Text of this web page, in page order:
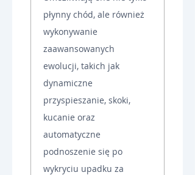
płynny chód, ale również
wykonywanie
zaawansowanych
ewolucji, takich jak
dynamiczne
przyspieszanie, skoki,
kucanie oraz
automatyczne
podnoszenie się po
wykryciu upadku za